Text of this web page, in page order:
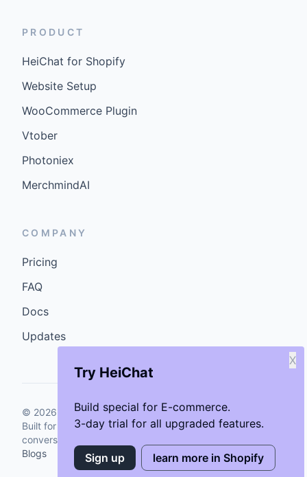
Try HeiChat
Build special for E-commerce.
3-day trial for all upgraded features.
X
Sign up learn more in Shopify
PRODUCT
HeiChat for Shopify
Website Setup
WooCommerce Plugin
Vtober
Photoniex
MerchmindAI
COMPANY
Pricing
FAQ
Docs
Updates
© 2026 GenCybers Inc. All rights reserved.
Built for storefronts that want faster answers and cleaner
conversions.
Blogs